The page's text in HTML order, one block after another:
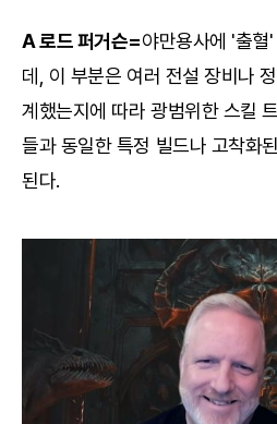
A 로드 퍼거슨=야만용사에 '출혈
데, 이 부분은 여러 전설 장비나
계했는지에 따라 광범위한 스킬
들과 동일한 특정 빌드나 고착화
된다.